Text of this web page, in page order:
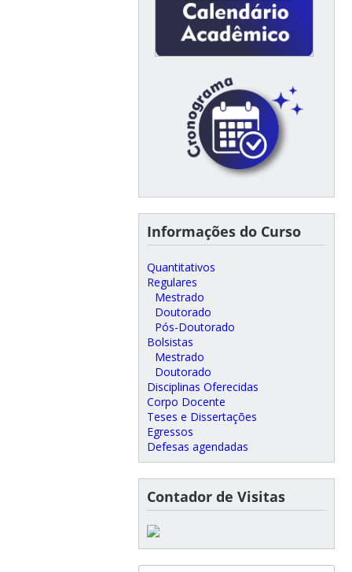
Informações do Curso
Quantitativos
Regulares
Mestrado
Doutorado
Pós-Doutorado
Bolsistas
Mestrado
Doutorado
Disciplinas Oferecidas
Corpo Docente
Teses e Dissertações
Egressos
Defesas agendadas
Contador de Visitas